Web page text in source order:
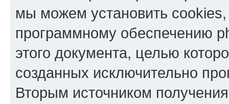
мы можем установить
программному обеспечению
этого документа, целью
созданных исключительно
Вторым источником